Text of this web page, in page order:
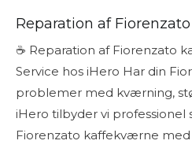
Reparation af
☕ Reparation af Fiorenzato
Service hos iHero Har din
problemer med kværning,
iHero tilbyder vi professionel
Fiorenzato kaffekværne